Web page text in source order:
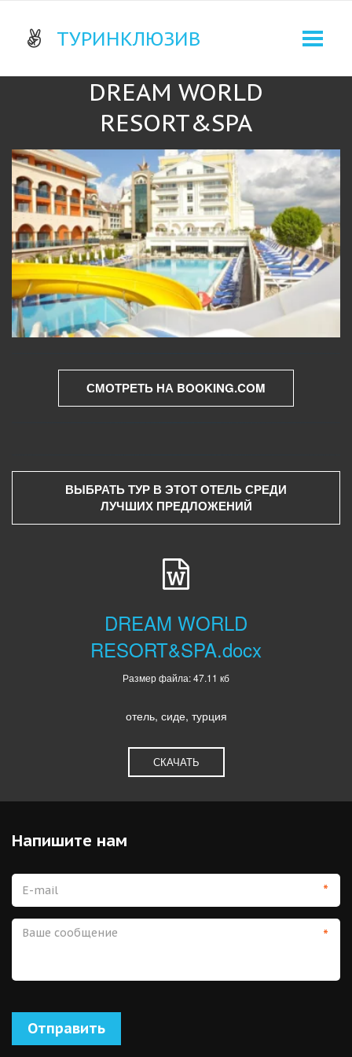
­ТУРИНКЛЮЗИВ
DREAM WORLD
RESORT&SPA
СМОТРЕТЬ НА BOOKING.COM
ВЫБРАТЬ ТУР В ЭТОТ ОТЕЛЬ СРЕДИ
ЛУЧШИХ ПРЕДЛОЖЕНИЙ
DREAM WORLD
RESORT&SPA.docx
Размер файла: 47.11 кб
отель, сиде, турция
СКАЧАТЬ
Напишите нам
*
*
Отправить